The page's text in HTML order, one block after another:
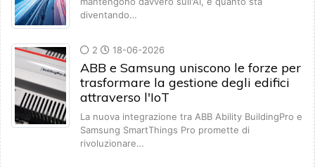
diventando…
2 18-06-2026
ABB e Samsung uniscono le forze per
trasformare la gestione degli edifici
attraverso l'IoT
La nuova integrazione tra ABB Ability BuildingPro e
Samsung SmartThings Pro promette di
rivoluzionare…